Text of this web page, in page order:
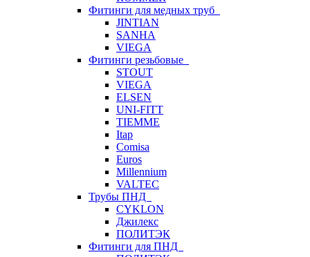
Фитинги для медных труб
JINTIAN
SANHA
VIEGA
Фитинги резьбовые
STOUT
VIEGA
ELSEN
UNI-FITT
TIEMME
Itap
Comisa
Euros
Millennium
VALTEC
Трубы ПНД
CYKLON
Джилекс
ПОЛИТЭК
Фитинги для ПНД